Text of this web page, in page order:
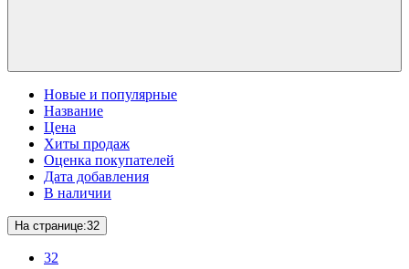
Новые и популярные
Название
Цена
Хиты продаж
Оценка покупателей
Дата добавления
В наличии
На странице:32
32